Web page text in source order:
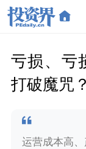
亏损、亏
打破魔咒？
运营成本高